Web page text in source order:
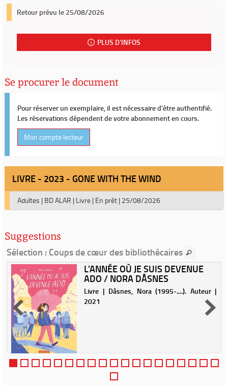
Retour prévu le 25/08/2026
PLUS D'INFOS
Se procurer le document
Pour réserver un exemplaire, il est nécessaire d'être authentifié.
Les réservations dépendent de votre abonnement en cours.
Mon compte lecteur
LIVRE - 2023 - GONE WITH THE WIND
Adultes | BD ALAR | Livre | En prêt | 25/08/2026
Suggestions
Sélection : Coups de cœur des bibliothécaires
L'ANNÉE OÙ JE SUIS DEVENUE
ADO / NORA DÅSNES
Livre | Dåsnes, Nora (1995-....). Auteur |
2021